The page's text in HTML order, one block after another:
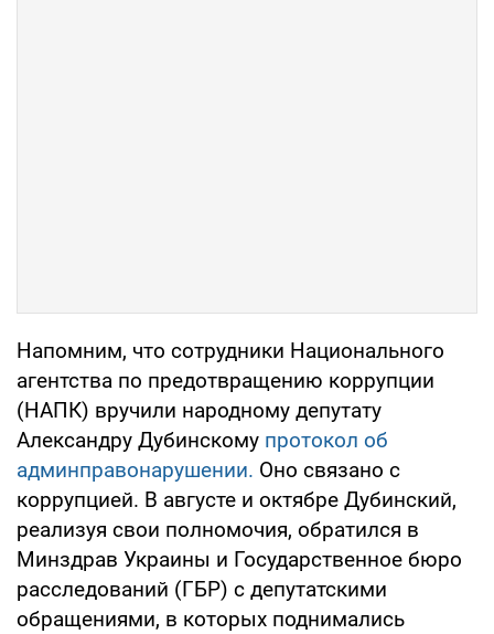
Напомним, что сотрудники Национального
агентства по предотвращению коррупции
(НАПК) вручили народному депутату
Александру Дубинскому протокол об
админправонарушении. Оно связано с
коррупцией. В августе и октябре Дубинский,
реализуя свои полномочия, обратился в
Минздрав Украины и Государственное бюро
расследований (ГБР) с депутатскими
обращениями, в которых поднимались